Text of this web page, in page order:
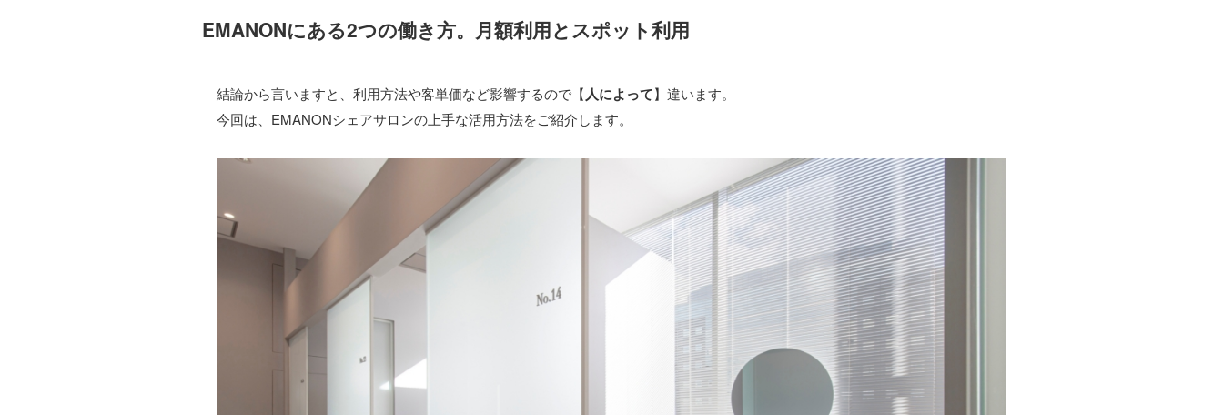
EMANONにある2つの働き方。月額利用とスポット利用
結論から言いますと、利用方法や客単価など影響するので【人によって】違います。
今回は、EMANONシェアサロンの上手な活用方法をご紹介します。